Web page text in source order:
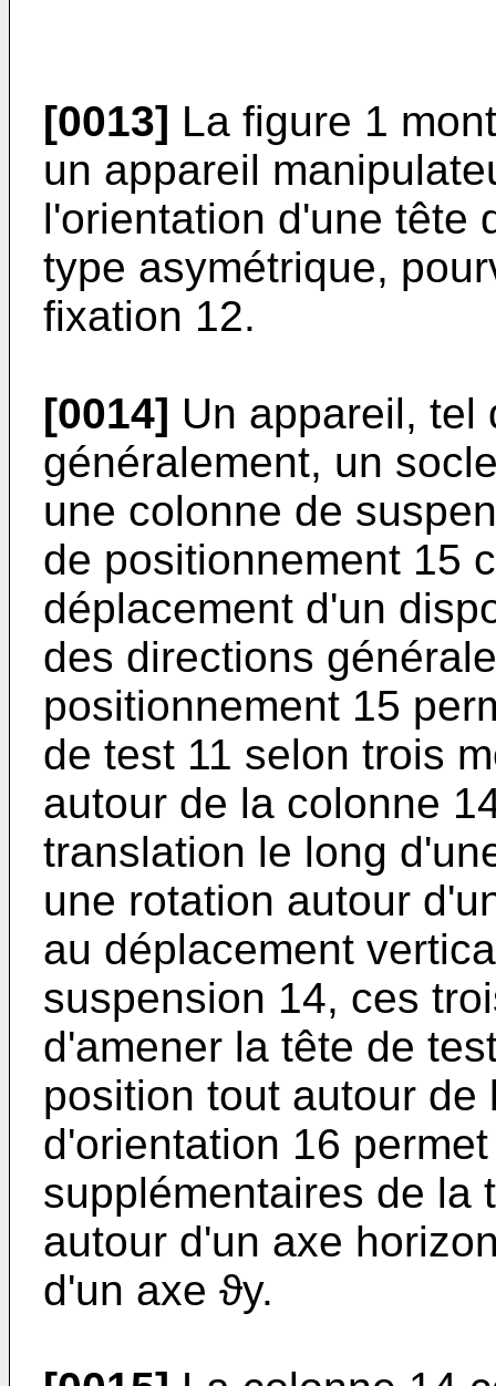
[0013] La figure 1
un appareil
l'orientation d'une tête
type asymétrique,
fixation 12.
[0014] Un appareil, tel
généralement, un
une colonne de
de positionnement 15
déplacement d'un
des directions
positionnement 15
de test 11 selon trois
autour de la colonne
translation le long
une rotation autour
au déplacement
suspension 14, ces
d'amener la tête de
position tout autour
d'orientation 16
supplémentaires de la
autour d'un axe
d'un axe ϑy.